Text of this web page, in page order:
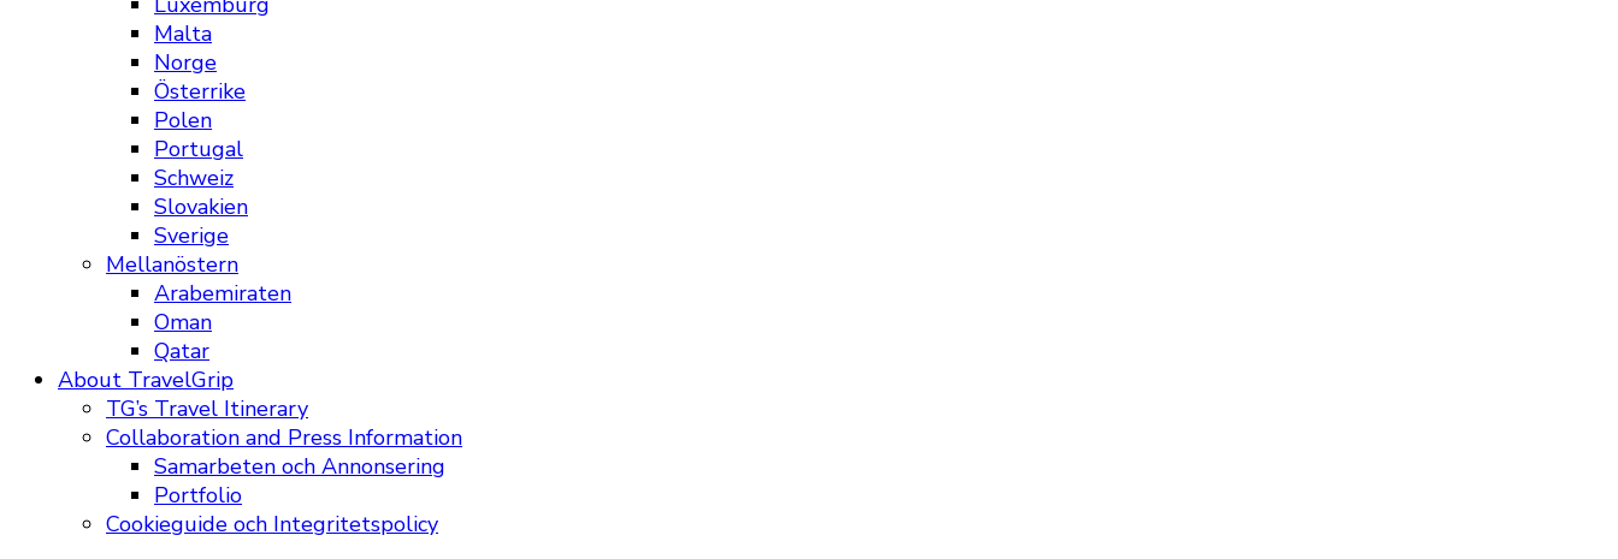
Malta
Norge
Österrike
Polen
Portugal
Schweiz
Slovakien
Sverige
Mellanöstern
Arabemiraten
Oman
Qatar
About TravelGrip
TG’s Travel Itinerary
Collaboration and Press Information
Samarbeten och Annonsering
Portfolio
Cookieguide och Integritetspolicy